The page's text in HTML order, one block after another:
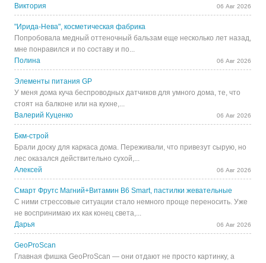
Виктория
06 Авг 2026
"Ирида-Нева", косметическая фабрика
Попробовала медный оттеночный бальзам еще несколько лет назад,
мне понравился и по составу и по...
Полина
06 Авг 2026
Элементы питания GP
У меня дома куча беспроводных датчиков для умного дома, те, что
стоят на балконе или на кухне,...
Валерий Куценко
06 Авг 2026
Бкм-строй
Брали доску для каркаса дома. Переживали, что привезут сырую, но
лес оказался действительно сухой,...
Алексей
06 Авг 2026
Смарт Фрутс Магний+Витамин В6 Smart, пастилки жевательные
С ними стрессовые ситуации стало немного проще переносить. Уже
не воспринимаю их как конец света,...
Дарья
06 Авг 2026
GeoProScan
Главная фишка GeoProScan — они отдают не просто картинку, а